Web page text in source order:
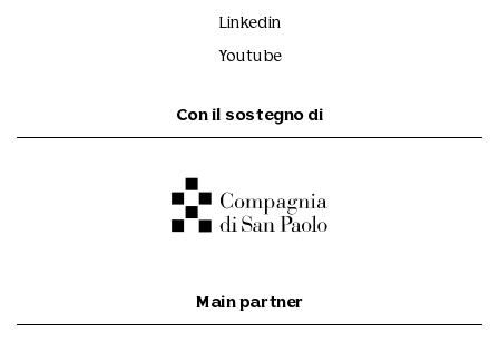
Linkedin
Youtube
Con il sostegno di
Main partner